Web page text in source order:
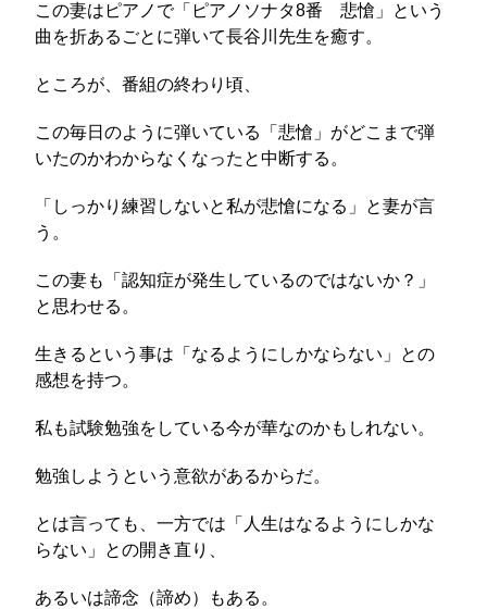
この妻はピアノで「ピアノソナタ8番 悲愴」という
曲を折あるごとに弾いて長谷川先生を癒す。
ところが、番組の終わり頃、
この毎日のように弾いている「悲愴」がどこまで弾
いたのかわからなくなったと中断する。
「しっかり練習しないと私が悲愴になる」と妻が言
う。
この妻も「認知症が発生しているのではないか？」
と思わせる。
生きるという事は「なるようにしかならない」との
感想を持つ。
私も試験勉強をしている今が華なのかもしれない。
勉強しようという意欲があるからだ。
とは言っても、一方では「人生はなるようにしかな
らない」との開き直り、
あるいは諦念（諦め）もある。